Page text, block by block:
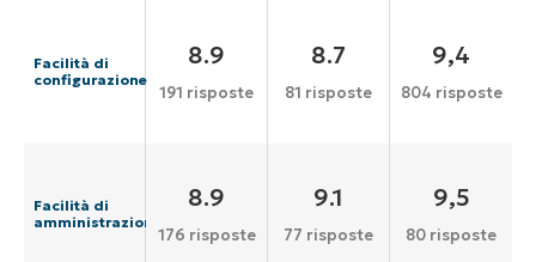
Facilità di
configurazione
8.9
191 risposte
8.7
81 risposte
9,4
804 risposte
Facilità di
amministrazione
8.9
176 risposte
9.1
77 risposte
9,5
80 risposte